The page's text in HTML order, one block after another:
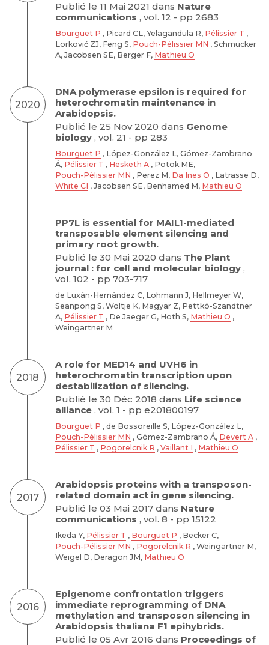
Publié le 11 Mai 2021 dans Nature
communications , vol. 12 - pp 2683
Bourguet P , Picard CL, Yelagandula R, Pélissier T ,
Lorković ZJ, Feng S, Pouch-Pélissier MN , Schmücker
A, Jacobsen SE, Berger F, Mathieu O
2020
DNA polymerase epsilon is required for
heterochromatin maintenance in
Arabidopsis.
Publié le 25 Nov 2020 dans Genome
biology , vol. 21 - pp 283
Bourguet P , López-González L, Gómez-Zambrano
Á, Pélissier T , Hesketh A , Potok ME,
Pouch-Pélissier MN , Perez M, Da Ines O , Latrasse D,
White CI , Jacobsen SE, Benhamed M, Mathieu O
PP7L is essential for MAIL1-mediated
transposable element silencing and
primary root growth.
Publié le 30 Mai 2020 dans The Plant
journal : for cell and molecular biology ,
vol. 102 - pp 703-717
de Luxán-Hernández C, Lohmann J, Hellmeyer W,
Seanpong S, Wöltje K, Magyar Z, Pettkó-Szandtner
A, Pélissier T , De Jaeger G, Hoth S, Mathieu O ,
Weingartner M
2018
A role for MED14 and UVH6 in
heterochromatin transcription upon
destabilization of silencing.
Publié le 30 Déc 2018 dans Life science
alliance , vol. 1 - pp e201800197
Bourguet P , de Bossoreille S, López-González L,
Pouch-Pélissier MN , Gómez-Zambrano Á, Devert A ,
Pélissier T , Pogorelcnik R , Vaillant I , Mathieu O
2017
Arabidopsis proteins with a transposon-
related domain act in gene silencing.
Publié le 03 Mai 2017 dans Nature
communications , vol. 8 - pp 15122
Ikeda Y, Pélissier T , Bourguet P , Becker C,
Pouch-Pélissier MN , Pogorelcnik R , Weingartner M,
Weigel D, Deragon JM, Mathieu O
2016
Epigenome confrontation triggers
immediate reprogramming of DNA
methylation and transposon silencing in
Arabidopsis thaliana F1 epihybrids.
Publié le 05 Avr 2016 dans Proceedings of